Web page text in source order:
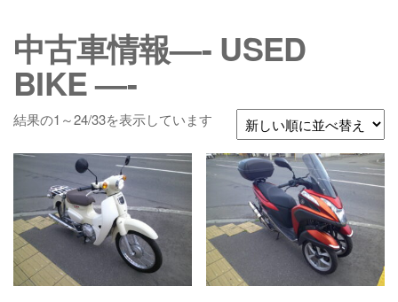
中古車情報—- USED
BIKE —-
結果の1～24/33を表示しています
い